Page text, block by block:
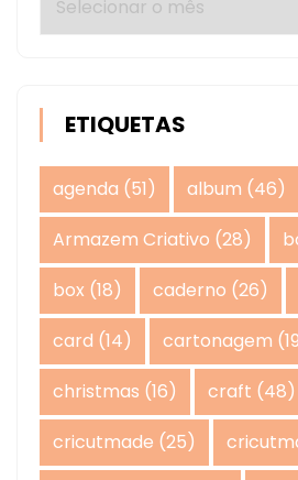
ETIQUETAS
agenda (51) album (46)
Armazem Criativo (28)
box (18) caderno (26)
card (14) cartonagem
christmas (16) craft (48)
cricutmade (25)